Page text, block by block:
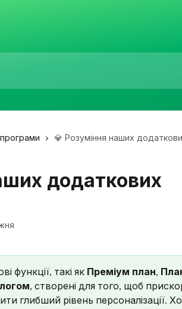
💎 Розуміння наших
додаткових
функції, такі як Преміум план,
, створені для того, щоб
глибший рівень персоналізації.